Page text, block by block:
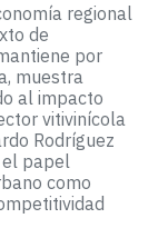
regional
de
por
muestra
al impacto
vitivinícola
Rodríguez
el papel
como